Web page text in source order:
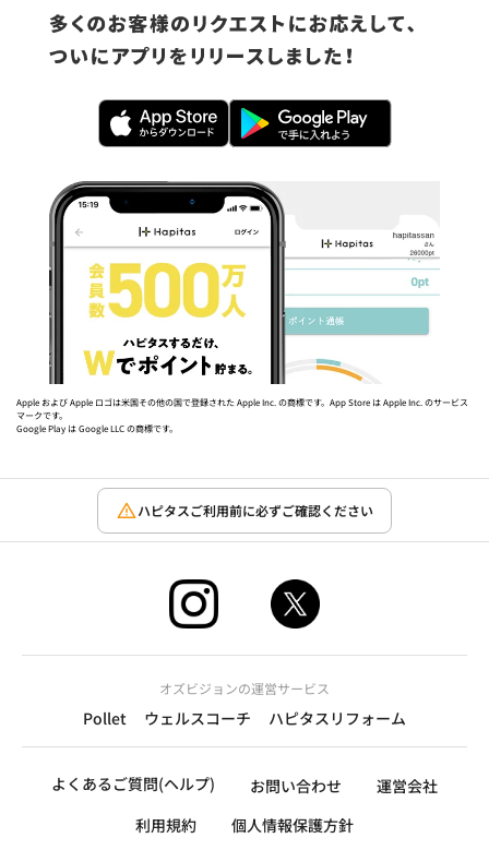
Apple および Apple ロゴは米国その他の国で登録された Apple Inc. の商標です。App Store は Apple Inc. のサービス
マークです。
Google Play は Google LLC の商標です。
ハピタスご利用前に必ずご確認ください
オズビジョンの運営サービス
Pollet ウェルスコーチ ハピタスリフォーム
よくあるご質問(ヘルプ) お問い合わせ
運営会社
利用規約
個人情報保護方針